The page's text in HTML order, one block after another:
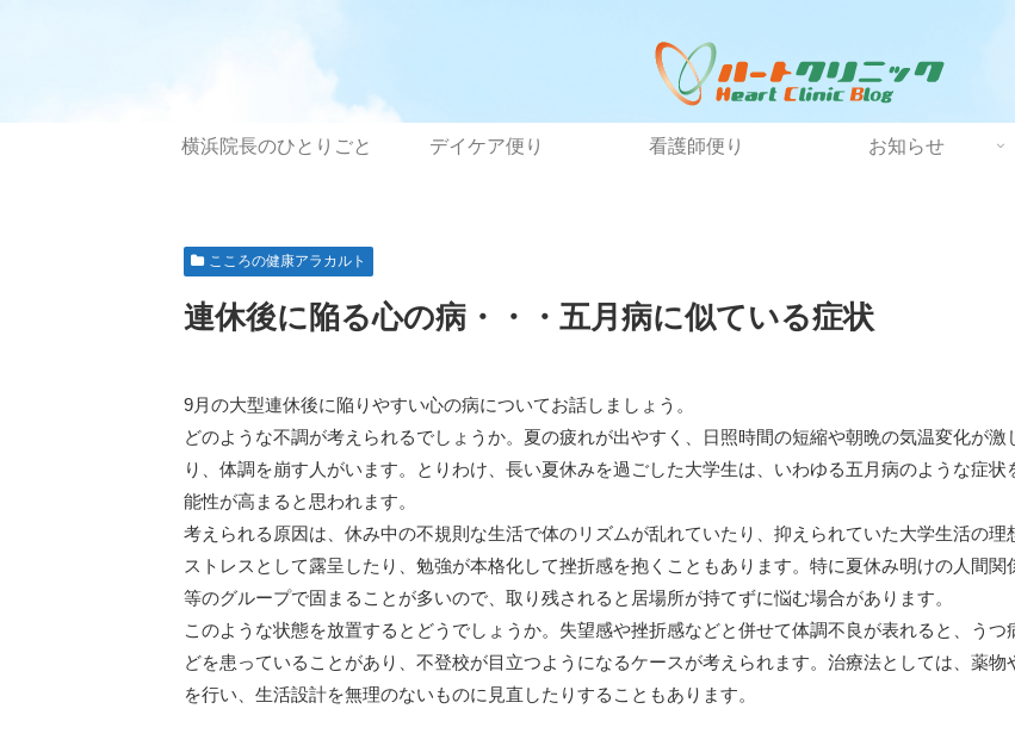
横浜院長のひとりごと デイケア便り 看護師便り お知らせ
こころの健康アラカルト
連休後に陥る心の病・・・五月病に似ている症状
9月の大型連休後に陥りやすい心の病についてお話しましょう。
どのような不調が考えられるでしょうか。夏の疲れが出やすく、日照時間の短縮や朝晩の気温変化が激
り、体調を崩す人がいます。とりわけ、長い夏休みを過ごした大学生は、いわゆる五月病のような症状
能性が高まると思われます。
考えられる原因は、休み中の不規則な生活で体のリズムが乱れていたり、抑えられていた大学生活の理
ストレスとして露呈したり、勉強が本格化して挫折感を抱くこともあります。特に夏休み明けの人間関
等のグループで固まることが多いので、取り残されると居場所が持てずに悩む場合があります。
このような状態を放置するとどうでしょうか。失望感や挫折感などと併せて体調不良が表れると、うつ
どを患っていることがあり、不登校が目立つようになるケースが考えられます。治療法としては、薬物
を行い、生活設計を無理のないものに見直したりすることもあります。